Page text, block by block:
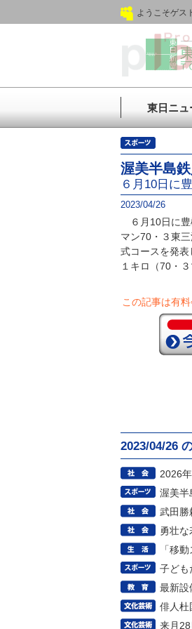
ようこそゲス
東日ニュ
渥美半島
６月10日に
2023/04/26
６月10日に豊
マン70・３東
式コースを発表
１キロ（70・
この記事は有料
2023/04/26
2026
渥美半
武田勝
勇壮な
「移
子ども
最新設
俳人杜
来月